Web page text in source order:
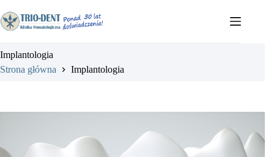
do
treści
Implantologia
Strona główna
Implantologia